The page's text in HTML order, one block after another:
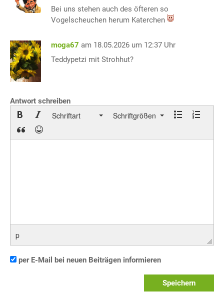
Bei uns stehen auch des öfteren so
Vogelscheuchen herum Katerchen
moga67 am 18.05.2026 um 12:37 Uhr
Teddypetzi mit Strohhut?
Antwort schreiben
Schriftart Schriftgrößen
p
per E-Mail bei neuen Beiträgen informieren
Speichern